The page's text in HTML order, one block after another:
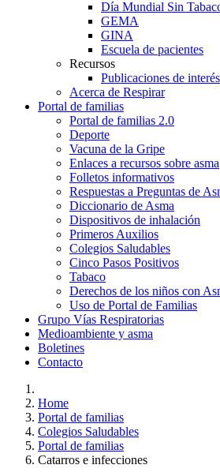
Día Mundial Sin
GEMA
GINA
Escuela de pacientes
Recursos
Publicaciones de interés
Acerca de Respirar
Portal de familias
Portal de familias 2.0
Deporte
Vacuna de la Gripe
Enlaces a recursos sobre asma
Folletos informativos
Respuestas a Preguntas de
Diccionario de Asma
Dispositivos de inhalación
Primeros Auxilios
Colegios Saludables
Cinco Pasos Positivos
Tabaco
Derechos de los niños con
Uso de Portal de Familias
Grupo Vías Respiratorias
Medioambiente y asma
Boletines
Contacto
Home
Portal de familias
Colegios Saludables
Portal de familias
Catarros e infecciones